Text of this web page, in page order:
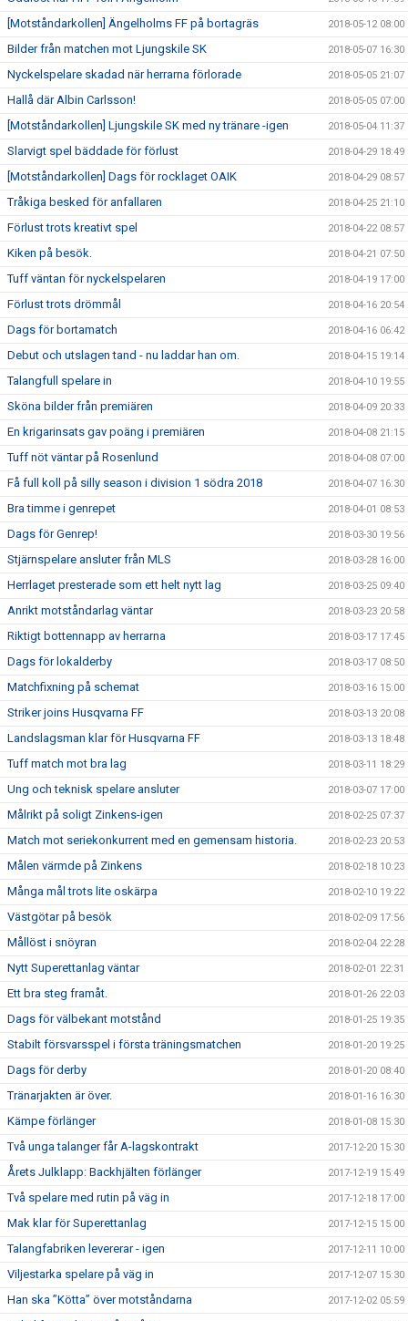
[Motståndarkollen] Ängelholms FF på bortagräs 2018-05-12 08:00
Bilder från matchen mot Ljungskile SK 2018-05-07 16:30
Nyckelspelare skadad när herrarna förlorade 2018-05-05 21:07
Hallå där Albin Carlsson! 2018-05-05 07:00
[Motståndarkollen] Ljungskile SK med ny tränare -igen 2018-05-04 11:37
Slarvigt spel bäddade för förlust 2018-04-29 18:49
[Motståndarkollen] Dags för rocklaget OAIK 2018-04-29 08:57
Tråkiga besked för anfallaren 2018-04-25 21:10
Förlust trots kreativt spel 2018-04-22 08:57
Kiken på besök. 2018-04-21 07:50
Tuff väntan för nyckelspelaren 2018-04-19 17:00
Förlust trots drömmål 2018-04-16 20:54
Dags för bortamatch 2018-04-16 06:42
Debut och utslagen tand - nu laddar han om. 2018-04-15 19:14
Talangfull spelare in 2018-04-10 19:55
Sköna bilder från premiären 2018-04-09 20:33
En krigarinsats gav poäng i premiären 2018-04-08 21:15
Tuff nöt väntar på Rosenlund 2018-04-08 07:00
Få full koll på silly season i division 1 södra 2018 2018-04-07 16:30
Bra timme i genrepet 2018-04-01 08:53
Dags för Genrep! 2018-03-30 19:56
Stjärnspelare ansluter från MLS 2018-03-28 16:00
Herrlaget presterade som ett helt nytt lag 2018-03-25 09:40
Anrikt motståndarlag väntar 2018-03-23 20:58
Riktigt bottennapp av herrarna 2018-03-17 17:45
Dags för lokalderby 2018-03-17 08:50
Matchfixning på schemat 2018-03-16 15:00
Striker joins Husqvarna FF 2018-03-13 20:08
Landslagsman klar för Husqvarna FF 2018-03-13 18:48
Tuff match mot bra lag 2018-03-11 18:29
Ung och teknisk spelare ansluter 2018-03-07 17:00
Målrikt på soligt Zinkens-igen 2018-02-25 07:37
Match mot seriekonkurrent med en gemensam historia. 2018-02-23 20:53
Målen värmde på Zinkens 2018-02-18 10:23
Många mål trots lite oskärpa 2018-02-10 19:22
Västgötar på besök 2018-02-09 17:56
Mållöst i snöyran 2018-02-04 22:28
Nytt Superettanlag väntar 2018-02-01 22:31
Ett bra steg framåt. 2018-01-26 22:03
Dags för välbekant motstånd 2018-01-25 19:35
Stabilt försvarsspel i första träningsmatchen 2018-01-20 19:25
Dags för derby 2018-01-20 08:40
Tränarjakten är över. 2018-01-16 16:30
Kämpe förlänger 2018-01-08 15:30
Två unga talanger får A-lagskontrakt 2017-12-20 15:30
Årets Julklapp: Backhjälten förlänger 2017-12-19 15:49
Två spelare med rutin på väg in 2017-12-18 17:00
Mak klar för Superettanlag 2017-12-15 15:00
Talangfabriken levererar - igen 2017-12-11 10:00
Viljestarka spelare på väg in 2017-12-07 15:30
Han ska ”Kötta” över motståndarna 2017-12-02 05:59